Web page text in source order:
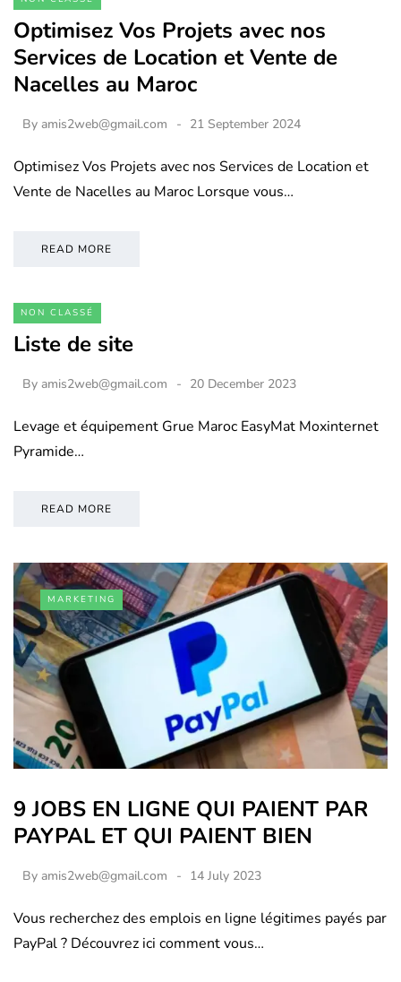
Optimisez Vos Projets avec nos
Services de Location et Vente de
Nacelles au Maroc
By amis2web@gmail.com 21 September 2024
Optimisez Vos Projets avec nos Services de Location et
Vente de Nacelles au Maroc Lorsque vous…
READ MORE
NON CLASSÉ
Liste de site
By amis2web@gmail.com 20 December 2023
Levage et équipement Grue Maroc EasyMat Moxinternet
Pyramide…
READ MORE
MARKETING
9 JOBS EN LIGNE QUI PAIENT PAR
PAYPAL ET QUI PAIENT BIEN
By amis2web@gmail.com 14 July 2023
Vous recherchez des emplois en ligne légitimes payés par
PayPal ? Découvrez ici comment vous…